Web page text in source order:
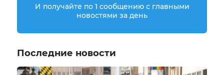
И получайте по 1 сообщению с главными
новостями за день
Последние новости